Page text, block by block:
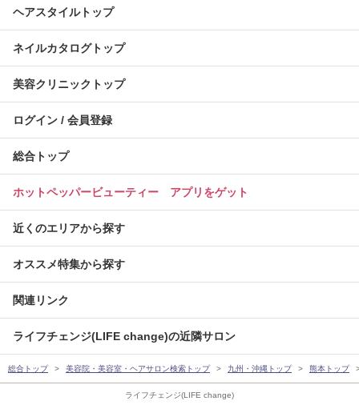
ライフチェンジ(LIFE change)
ヘアスタイルトップ
ネイルカタログトップ
美容クリニックトップ
ログイン / 会員登録
総合トップ
ホットペッパービューティー アプリをゲット
近くのエリアから探す
オススメ特集から探す
関連リンク
ライフチェンジ(LIFE change)の近隣サロン
総合トップ 美容院・美容室・ヘアサロン検索トップ 九州・沖縄トップ 熊本トップ